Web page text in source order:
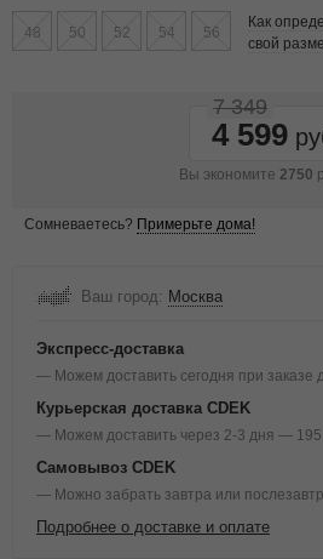
48 50 52 54 56
Как
свой
4 599
7 349
Вы экономите 2750
Сомневаетесь? Примерьте дома!
Ваш город: Москва
Экспресс-доставка
— Можем доставить сегодня при заказе
Курьерская доставка CDEK
— Можем доставить через 2-3 дня — 195
Самовывоз CDEK
— Можно забрать завтра или
Подробнее о доставке и оплате